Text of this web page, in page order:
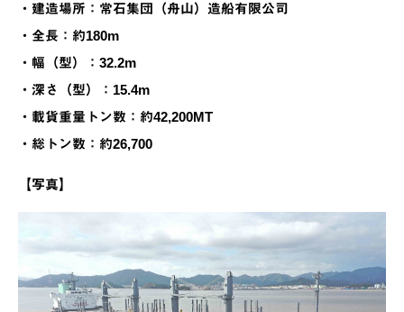
・建造場所：常石集団（舟山）造船有限公司
・全長：約180m
・幅（型）：32.2m
・深さ（型）：15.4m
・載貨重量トン数：約42,200MT
・総トン数：約26,700
【写真】